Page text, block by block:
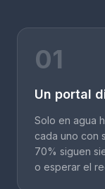
01
Un portal
Solo en agua
cada uno con
70% siguen
o esperar el